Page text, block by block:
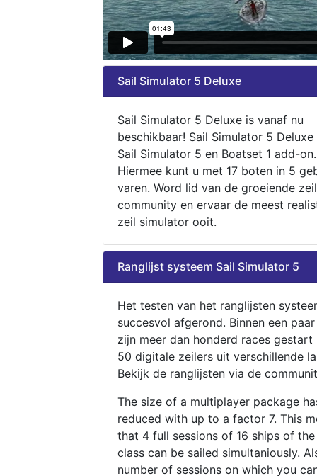
Sail Simulator 5 Deluxe
Sail Simulator 5 Deluxe is vanaf nu
beschikbaar! Sail Simulator 5
Sail Simulator 5 en Boatset 1 add-on.
Hiermee kunt u met 17 boten in 5
varen. Word lid van de groeiende zeil
community en ervaar de meest
zeil simulator ooit.
Ranglijst systeem Sail Simulator 5
Het testen van het ranglijsten
succesvol afgerond. Binnen een
zijn meer dan honderd races gestart
50 digitale zeilers uit verschillende
Bekijk de ranglijsten via de
The size of a multiplayer package
reduced with up to a factor 7. This
that 4 full sessions of 16 ships of
class can be sailed simultaniously.
number of sessions on which you